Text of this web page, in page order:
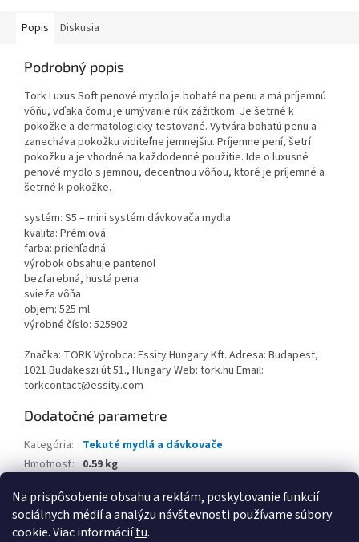
Na prispôsobenie obsahu a reklám, poskytovanie funkcií
sociálnych médií a analýzu návštevnosti používame súbory
cookie. Viac informáciítu.
Popis Diskusia
Podrobný popis
Tork Luxus Soft penové mydlo je bohaté na penu a má príjemnú
vôňu, vďaka čomu je umývanie rúk zážitkom. Je šetrné k
pokožke a dermatologicky testované. Vytvára bohatú penu a
zanecháva pokožku viditeľne jemnejšiu. Príjemne pení, šetrí
pokožku a je vhodné na každodenné použitie. Ide o luxusné
penové mydlo s jemnou, decentnou vôňou, ktoré je príjemné a
šetrné k pokožke.
systém: S5 – mini systém dávkovača mydla
kvalita: Prémiová
farba: priehľadná
výrobok obsahuje pantenol
bezfarebná, hustá pena
svieža vôňa
objem: 525 ml
výrobné číslo: 525902
Značka: TORK Výrobca: Essity Hungary Kft. Adresa: Budapest,
1021 Budakeszi út 51., Hungary Web: tork.hu Email:
torkcontact@essity.com
Dodatočné parametre
Kategória:
Tekuté mydlá a dávkovače
Hmotnosť: 0.59 kg